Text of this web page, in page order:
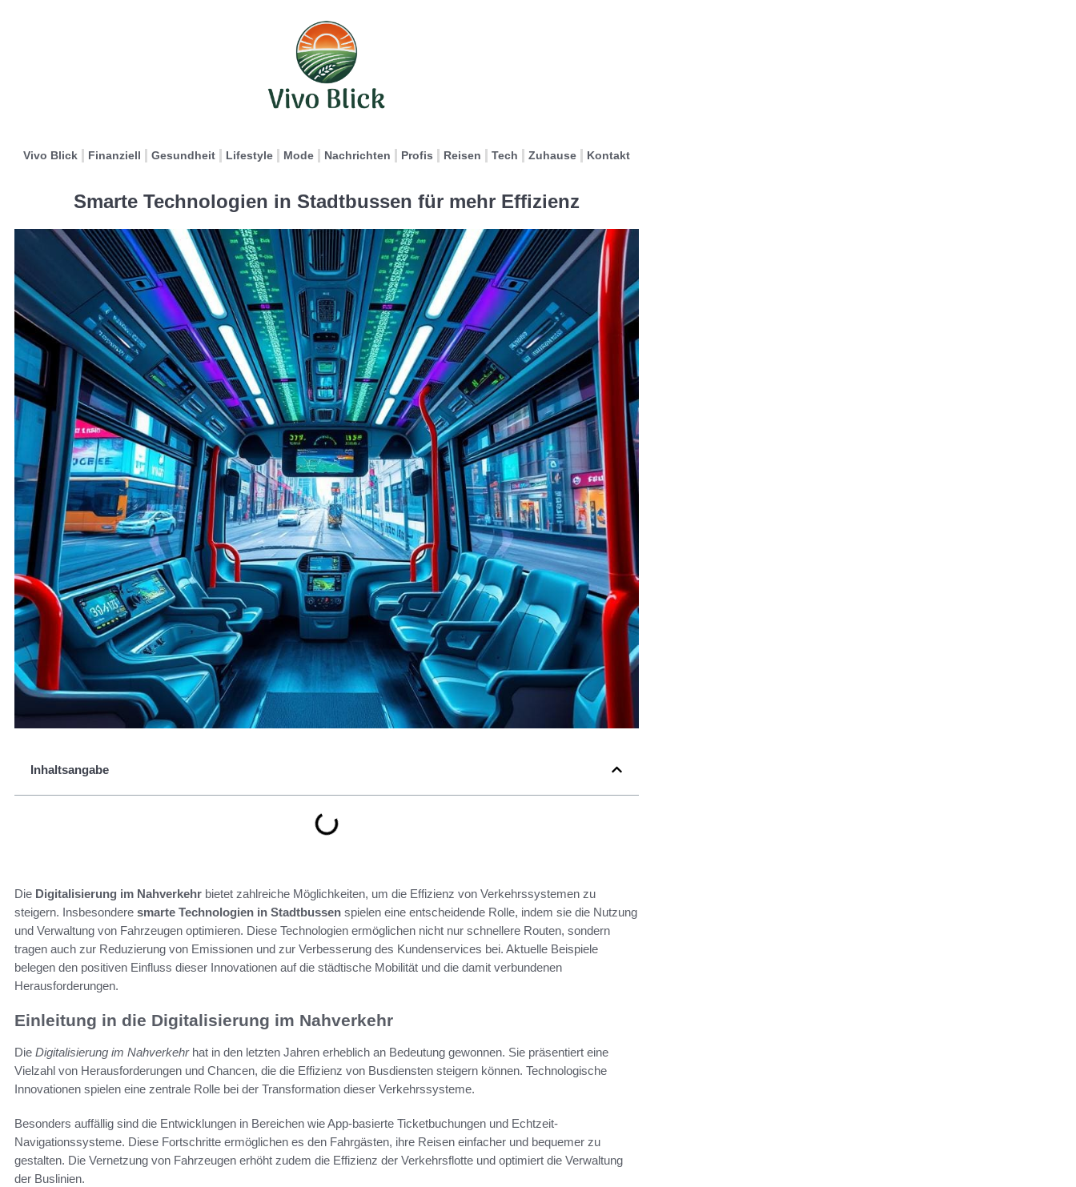
Vivo Blick Finanziell Gesundheit Lifestyle Mode Nachrichten Profis Reisen Tech Zuhause Kontakt
Smarte Technologien in Stadtbussen für mehr Effizienz
Inhaltsangabe
Die Digitalisierung im Nahverkehr bietet zahlreiche Möglichkeiten, um die Effizienz von Verkehrssystemen zu
steigern. Insbesondere smarte Technologien in Stadtbussen spielen eine entscheidende Rolle, indem sie die Nutzung
und Verwaltung von Fahrzeugen optimieren. Diese Technologien ermöglichen nicht nur schnellere Routen, sondern
tragen auch zur Reduzierung von Emissionen und zur Verbesserung des Kundenservices bei. Aktuelle Beispiele
belegen den positiven Einfluss dieser Innovationen auf die städtische Mobilität und die damit verbundenen
Herausforderungen.
Einleitung in die Digitalisierung im Nahverkehr
Die Digitalisierung im Nahverkehrhat in den letzten Jahren erheblich an Bedeutung gewonnen. Sie präsentiert eine
Vielzahl von Herausforderungen und Chancen, die die Effizienz von Busdiensten steigern können. Technologische
Innovationen spielen eine zentrale Rolle bei der Transformation dieser Verkehrssysteme.
Besonders auffällig sind die Entwicklungen in Bereichen wie App-basierte Ticketbuchungen und Echtzeit-
Navigationssysteme. Diese Fortschritte ermöglichen es den Fahrgästen, ihre Reisen einfacher und bequemer zu
gestalten. Die Vernetzung von Fahrzeugen erhöht zudem die Effizienz der Verkehrsflotte und optimiert die Verwaltung
der Buslinien.